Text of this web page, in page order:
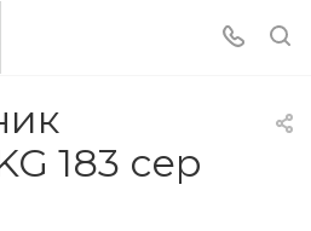
183 сер